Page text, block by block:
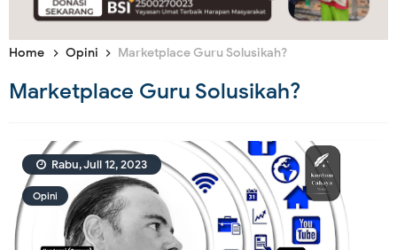
Home Opini Marketplace Guru Solusikah?
Marketplace Guru Solusikah?
Opini
Rabu, Juli 12, 2023